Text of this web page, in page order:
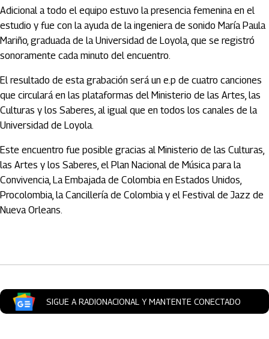
Adicional a todo el equipo estuvo la presencia femenina en el
estudio y fue con la ayuda de la ingeniera de sonido María Paula
Mariño, graduada de la Universidad de Loyola, que se registró
sonoramente cada minuto del encuentro.
El resultado de esta grabación será un e.p de cuatro canciones
que circulará en las plataformas del Ministerio de las Artes, las
Culturas y los Saberes, al igual que en todos los canales de la
Universidad de Loyola.
Este encuentro fue posible gracias al Ministerio de las Culturas,
las Artes y los Saberes, el Plan Nacional de Música para la
Convivencia, La Embajada de Colombia en Estados Unidos,
Procolombia, la Cancillería de Colombia y el Festival de Jazz de
Nueva Orleans.
SIGUE A RADIONACIONAL Y MANTENTE CONECTADO